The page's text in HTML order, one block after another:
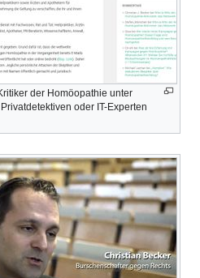
der Homöopathie unter
oder IT-Experten